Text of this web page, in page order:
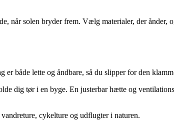
når solen bryder frem. Vælg materialer, der ånder,
både lette og åndbare, så du slipper for den
dig tør i en byge. En justerbar hætte og
cykelture og udflugter i naturen.